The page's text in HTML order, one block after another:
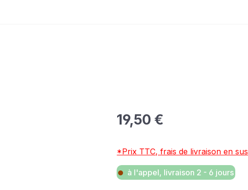
Prix régulier :
19,50 €
*Prix TTC, frais de livraison en sus
à l'appel, livraison 2 - 6 jours